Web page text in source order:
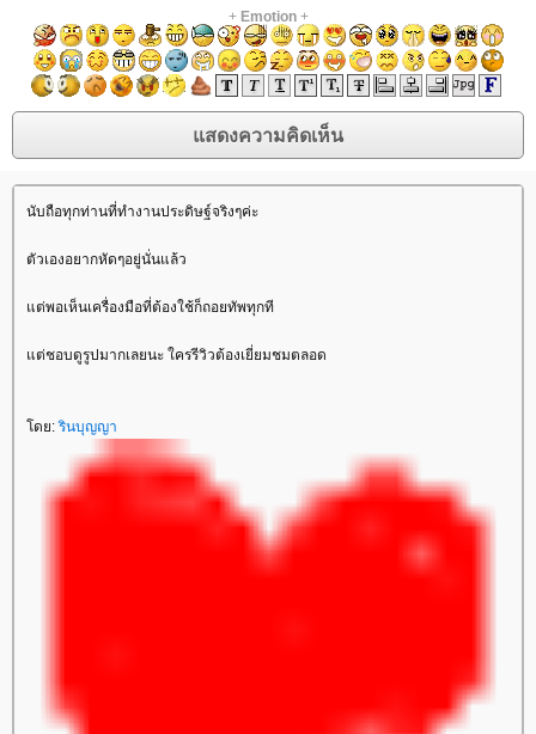
+ Emotion+
นับถือทุกท่านที่ทำงานประดิษฐ์จริงๆค่ะ
ตัวเองอยากหัดๆอยู่นั่นแล้ว
ต่พอเห็นเครื่องมือที่ต้องใช้ก็ถอยทัพทุกที
ต่ชอบดูรูปมากเลยนะ ใครรีวิวต้องเยี่ยมชมตลอด
ดย:รินบุญญา